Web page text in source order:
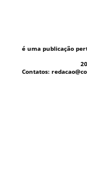
é uma publicação
Contatos: